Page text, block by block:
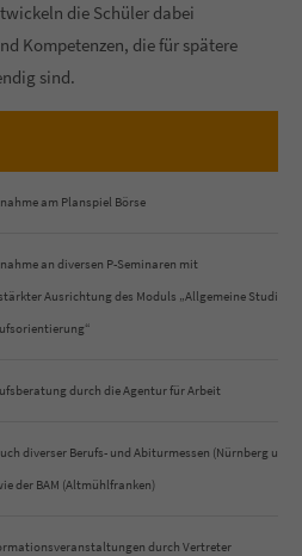
die Schüler dabei
Kompetenzen, die für spätere
sind.
am Planspiel Börse
an diversen P-Seminaren mit
Ausrichtung des Moduls „Allgemeine Studien-
durch die Agentur für Arbeit
diverser Berufs- und Abiturmessen (Nürnberg und
der BAM (Altmühlfranken)
durch Vertreter